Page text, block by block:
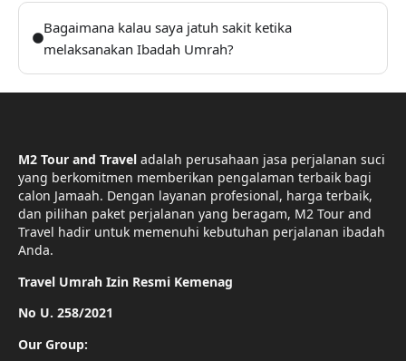
Bagaimana kalau saya jatuh sakit ketika
melaksanakan Ibadah Umrah?
M2 Tour and Travel adalah perusahaan jasa perjalanan suci
yang berkomitmen memberikan pengalaman terbaik bagi
calon Jamaah. Dengan layanan profesional, harga terbaik,
dan pilihan paket perjalanan yang beragam, M2 Tour and
Travel hadir untuk memenuhi kebutuhan perjalanan ibadah
Anda.
Travel Umrah Izin Resmi Kemenag
No U. 258/2021
Our Group: